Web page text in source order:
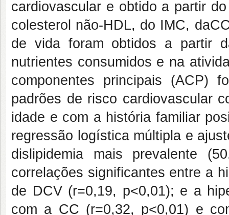
cardiovascular e obtido a partir
colesterol não-HDL, do IMC,
de vida foram obtidos a partir
nutrientes consumidos e na
componentes principais (ACP)
padrões de risco cardiovascular
idade e com a história familiar
regressão logística múltipla e
dislipidemia mais prevalente
correlações significantes entre a
de DCV (r=0,19, p<0,01); e a
com a CC (r=0,32, p<0,01) e